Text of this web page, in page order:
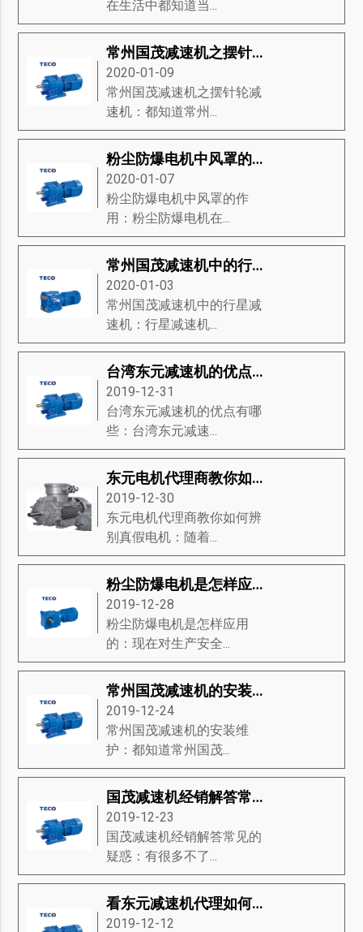
在生活中都知道当...
常州国茂减速机之摆针轮减速机
2020-01-09
常州国茂减速机之摆针轮减
速机：都知道常州...
粉尘防爆电机中风罩的作用
2020-01-07
粉尘防爆电机中风罩的作
用：粉尘防爆电机在...
常州国茂减速机中的行星减速机
2020-01-03
常州国茂减速机中的行星减
速机：行星减速机...
台湾东元减速机的优点有哪些？
2019-12-31
台湾东元减速机的优点有哪
些：台湾东元减速...
东元电机代理商教你如何辨别真假电机
2019-12-30
东元电机代理商教你如何辨
别真假电机：随着...
粉尘防爆电机是怎样应用的
2019-12-28
粉尘防爆电机是怎样应用
的：现在对生产安全...
常州国茂减速机的安装维护
2019-12-24
常州国茂减速机的安装维
护：都知道常州国茂...
国茂减速机经销解答常见的疑惑
2019-12-23
国茂减速机经销解答常见的
疑惑：有很多不了...
看东元减速机代理如何维护减速机
2019-12-12